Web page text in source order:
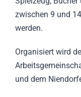
zwischen 9 und
werden.
Organisiert wird
und dem